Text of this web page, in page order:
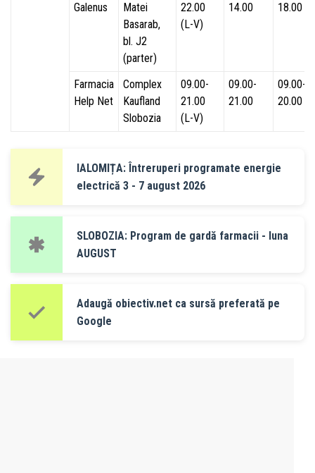
Galenus
Matei
Basarab,
bl. J2
(parter)
22.00
(L-V)
14.00
18.00
Farmacia
Help Net
Complex
Kaufland
Slobozia
09.00-
21.00
(L-V)
09.00-
21.00
09.00-
20.00
IALOMIȚA: Întreruperi programate energie
electrică 3 - 7 august 2026
SLOBOZIA: Program de gardă farmacii - luna
AUGUST
Adaugă obiectiv.net ca sursă preferată pe
Google